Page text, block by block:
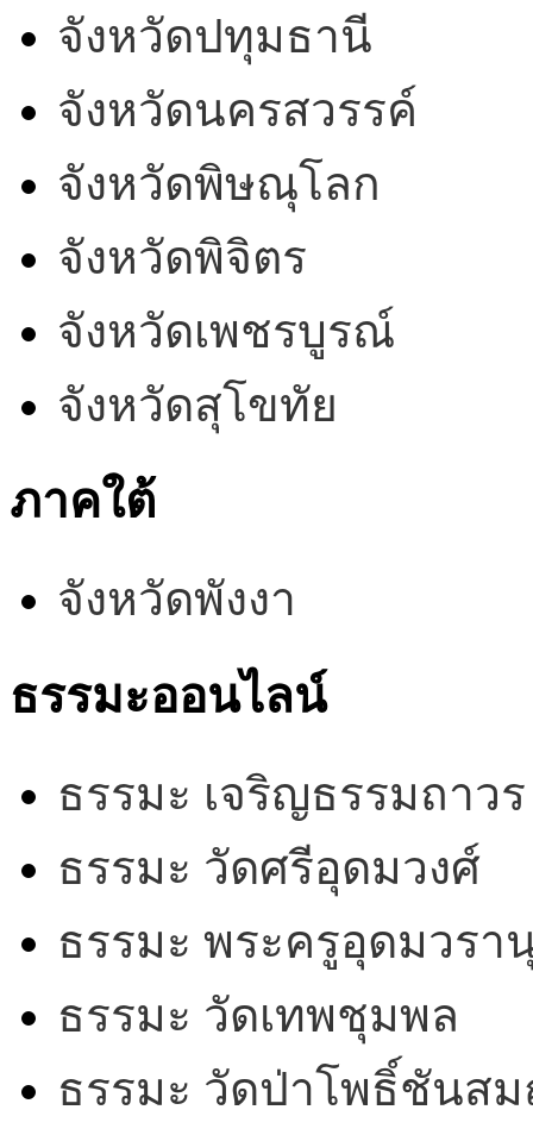
จังหวัดปทุมธานี
จังหวัดนครสวรรค์
จังหวัดพิษณุโลก
จังหวัดพิจิตร
จังหวัดเพชรบูรณ์
จังหวัดสุโขทัย
ภาคใต้
จังหวัดพังงา
ธรรมะออนไลน์
ธรรมะ เจริญธรรมถาวร
ธรรมะ วัดศรีอุดมวงศ์
ธรรมะ พระครูอุดมวรา
ธรรมะ วัดเทพชุมพล
ธรรมะ วัดป่าโพธิ์ชันส